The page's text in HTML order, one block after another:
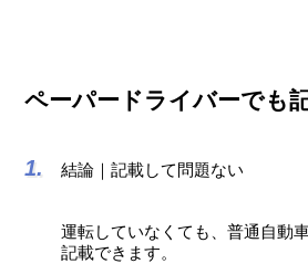
ペーパードライバーでも
結論｜記載して問題ない
運転していなくても、普通自動
記載できます。